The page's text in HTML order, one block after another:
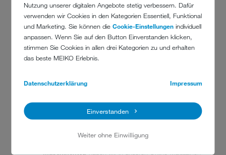
Nutzung unserer digitalen Angebote stetig verbessern. Dafür
verwenden wir Cookies in den Kategorien Essentiell, Funktional
und Marketing. Sie können dieCookie-Einstellungen individuell
anpassen. Wenn Sie auf den Button Einverstanden klicken,
stimmen Sie Cookies in allen drei Kategorien zu und erhalten
das beste MEIKO Erlebnis.
Datenschutzerklärung Impressum
Einverstanden
Weiter ohne Einwilligung
Indem wir auf eine intuitive Bedienung der Maschinen setzen, die
Anwendungsfehlern vorbeugt.
Indem wir unabhängige Prüfinstitute und Experten einbinden zur
Validierung unserer Verfahren.
sicher macht, ist natürlich je nach Maschinentyp sehr
überzeugend, dass wir sie gleich in all unseren Geräten
verbaut haben.
wichtigsten Hygiene-Features pro